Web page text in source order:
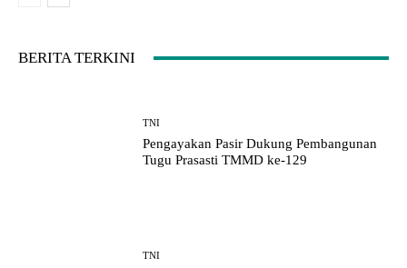
BERITA TERKINI
TNI
Pengayakan Pasir Dukung Pembangunan
Tugu Prasasti TMMD ke-129
TNI